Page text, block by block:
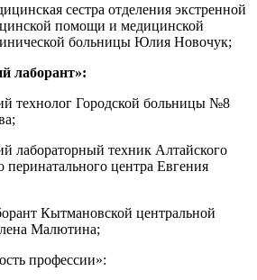
сестра отделения экстренной
помощи и медицинской
больницы Юлия Новочук;
лаборант»:
технолог Городской больницы №8
лабораторный техник Алтайского
перинатального центра Евгения
Кытмановской центральной
Малютина;
профессии»: